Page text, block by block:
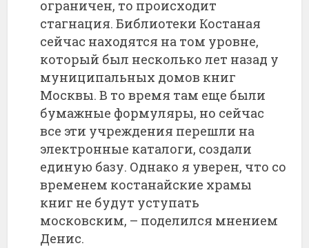
ограничен, то происходит
стагнация. Библиотеки Костаная
сейчас находятся на том уровне,
который был несколько лет назад у
муниципальных домов книг
Москвы. В то время там еще были
бумажные формуляры, но сейчас
все эти учреждения перешли на
электронные каталоги, создали
единую базу. Однако я уверен, что со
временем костанайские храмы
книг не будут уступать
московским, – поделился мнением
Денис.